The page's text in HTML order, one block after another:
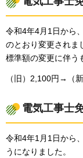
令和4年4月1日から
のとおり変更されま
標準額の変更に伴う
（旧）2,100円→（
電気工事士
令和4年1月1日から
うになりました。